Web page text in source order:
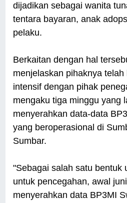
dijadikan sebagai wanita
tentara bayaran, anak
pelaku.
Berkaitan dengan hal
menjelaskan pihaknya telah
intensif dengan pihak
mengaku tiga minggu yang
menyerahkan data-data
yang beroperasional di
Sumbar.
"Sebagai salah satu bentuk
untuk pencegahan, awal
menyerahkan data BP3MI